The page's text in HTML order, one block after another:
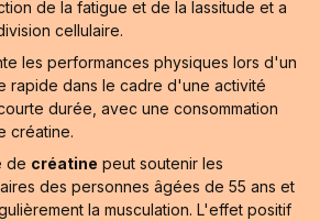
de la fatigue et de la lassitude et a
cellulaire.
les performances physiques lors d'un
rapide dans le cadre d'une activité
durée, avec une consommation
créatine.
de créatine peut soutenir les
des personnes âgées de 55 ans et
la musculation. L'effet positif